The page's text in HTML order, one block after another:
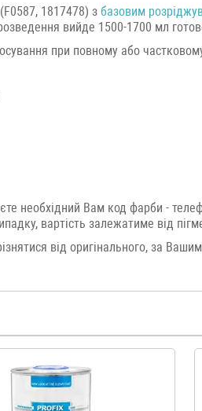
1817478) з базовим
вийде 1500-1700 мл
при повному або
необхідний Вам код фарби -
вартість залежатиме від
від оригінального, за